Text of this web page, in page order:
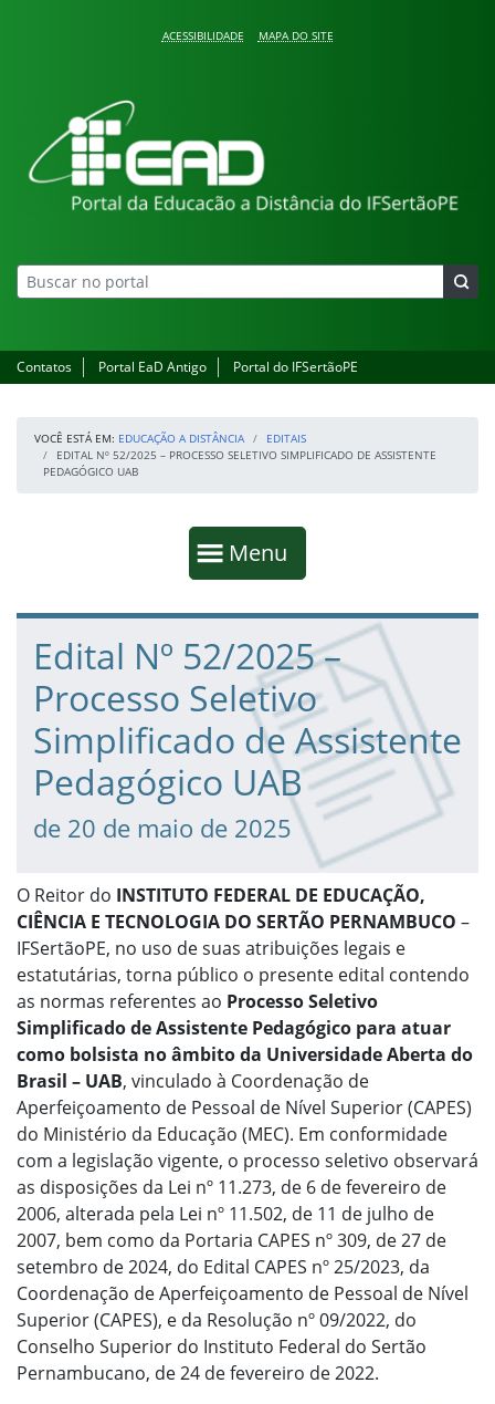
ACESSIBILIDADE MAPA DO SITE
Educação a Distância
Contatos Portal EaD Antigo Portal do IFSertãoPE
VOCÊ ESTÁ EM: EDUCAÇÃO A DISTÂNCIA
EDITAIS
EDITAL Nº 52/2025 – PROCESSO SELETIVO SIMPLIFICADO DE ASSISTENTE
PEDAGÓGICO UAB
Mostrar
Menu
Fim da navegação
Início do conteúdo
Edital Nº 52/2025 –
Processo Seletivo
Simplificado de Assistente
Pedagógico UAB
de 20 de maio de 2025
O Reitor do INSTITUTO FEDERAL DE EDUCAÇÃO,
CIÊNCIA E TECNOLOGIA DO SERTÃO PERNAMBUCO –
IFSertãoPE, no uso de suas atribuições legais e
estatutárias, torna público o presente edital contendo
as normas referentes ao Processo Seletivo
Simplificado de Assistente Pedagógico para atuar
como bolsista no âmbito da Universidade Aberta do
Brasil – UAB, vinculado à Coordenação de
Aperfeiçoamento de Pessoal de Nível Superior (CAPES)
do Ministério da Educação (MEC). Em conformidade
com a legislação vigente, o processo seletivo observará
as disposições da Lei nº 11.273, de 6 de fevereiro de
2006, alterada pela Lei nº 11.502, de 11 de julho de
2007, bem como da Portaria CAPES nº 309, de 27 de
setembro de 2024, do Edital CAPES nº 25/2023, da
Coordenação de Aperfeiçoamento de Pessoal de Nível
Superior (CAPES), e da Resolução nº 09/2022, do
Conselho Superior do Instituto Federal do Sertão
Pernambucano, de 24 de fevereiro de 2022.